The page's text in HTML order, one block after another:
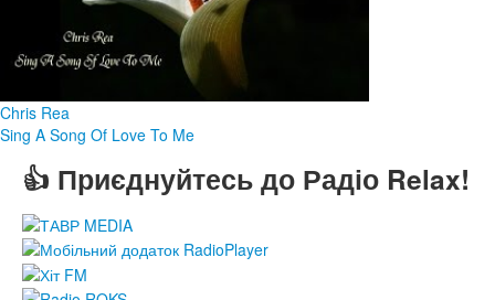
Chris Rea
Sing A Song Of Love To Me
👍 Приєднуйтесь до Радіо Relax!